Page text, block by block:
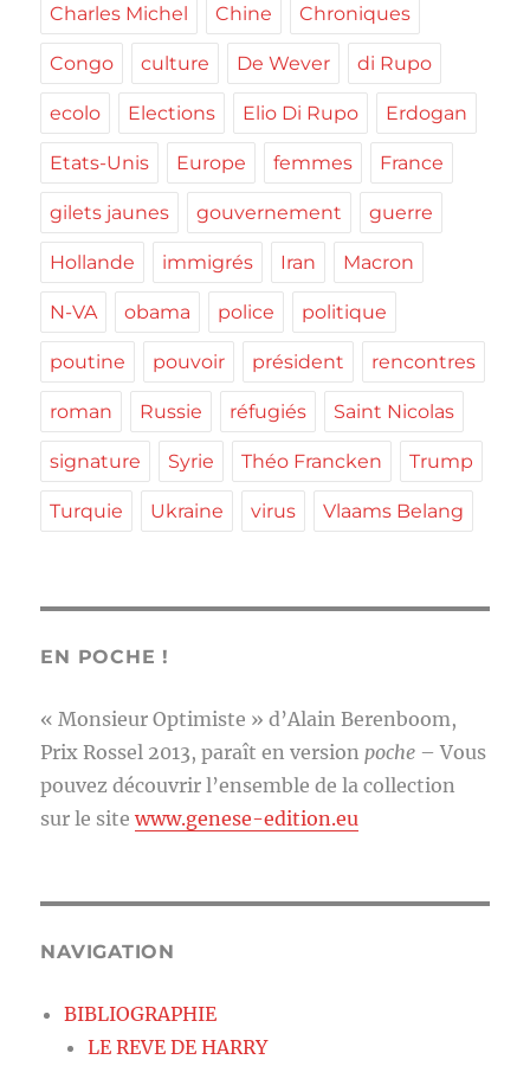
Charles Michel Chine Chroniques
Congo culture De Wever di Rupo
ecolo Elections Elio Di Rupo Erdogan
Etats-Unis Europe femmes France
gilets jaunes gouvernement guerre
Hollande immigrés Iran Macron
N-VA obama police politique
poutine pouvoir président rencontres
roman Russie réfugiés Saint Nicolas
signature Syrie Théo Francken Trump
Turquie Ukraine virus Vlaams Belang
EN POCHE !
« Monsieur Optimiste » d’Alain Berenboom,
Prix Rossel 2013, paraît en version poche – Vous
pouvez découvrir l’ensemble de la collection
sur le sitewww.genese-edition.eu
NAVIGATION
BIBLIOGRAPHIE
LE REVE DE HARRY